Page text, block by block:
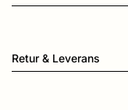
Retur & Leverans